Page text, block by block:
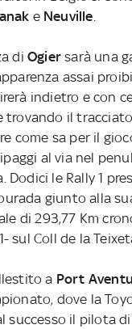
e Neuville.
di Ogiersarà una
assai
indietro e con
trovando il
come sa per il
al via nel
Dodici le Rally 1
giunto alla
di 293,77 Km
sul Coll de la
a Port
dove la
successo il pilota